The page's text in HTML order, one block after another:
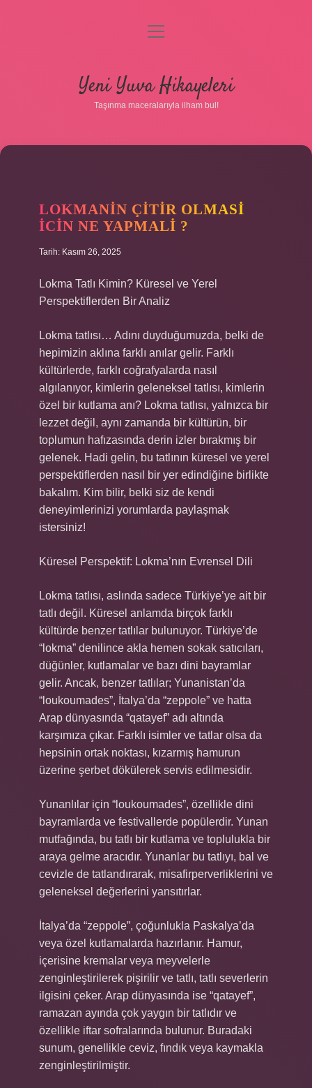
Gizlilik Politikası
Hakkımızda
menüyü
Yeni Yuva Hikayeleri
Taşınma maceralarıyla ilham bul!
LOKMANIN ÇITIR OLMASI
ICIN NE YAPMALI ?
Tarih: Kasım 26, 2025
Lokma Tatlı Kimin? Küresel ve Yerel
Perspektiflerden Bir Analiz
Lokma tatlısı… Adını duyduğumuzda, belki de
hepimizin aklına farklı anılar gelir. Farklı
kültürlerde, farklı coğrafyalarda nasıl
algılanıyor, kimlerin geleneksel tatlısı, kimlerin
özel bir kutlama anı? Lokma tatlısı, yalnızca bir
lezzet değil, aynı zamanda bir kültürün, bir
toplumun hafızasında derin izler bırakmış bir
gelenek. Hadi gelin, bu tatlının küresel ve yerel
perspektiflerden nasıl bir yer edindiğine birlikte
bakalım. Kim bilir, belki siz de kendi
deneyimlerinizi yorumlarda paylaşmak
istersiniz!
Küresel Perspektif: Lokma’nın Evrensel Dili
Lokma tatlısı, aslında sadece Türkiye’ye ait bir
tatlı değil. Küresel anlamda birçok farklı
kültürde benzer tatlılar bulunuyor. Türkiye’de
“lokma” denilince akla hemen sokak satıcıları,
düğünler, kutlamalar ve bazı dini bayramlar
gelir. Ancak, benzer tatlılar; Yunanistan’da
“loukoumades”, İtalya’da “zeppole” ve hatta
Arap dünyasında “qatayef” adı altında
karşımıza çıkar. Farklı isimler ve tatlar olsa da
hepsinin ortak noktası, kızarmış hamurun
üzerine şerbet dökülerek servis edilmesidir.
Yunanlılar için “loukoumades”, özellikle dini
bayramlarda ve festivallerde popülerdir. Yunan
mutfağında, bu tatlı bir kutlama ve toplulukla bir
araya gelme aracıdır. Yunanlar bu tatlıyı, bal ve
cevizle de tatlandırarak, misafirperverliklerini ve
geleneksel değerlerini yansıtırlar.
İtalya’da “zeppole”, çoğunlukla Paskalya’da
veya özel kutlamalarda hazırlanır. Hamur,
içerisine kremalar veya meyvelerle
zenginleştirilerek pişirilir ve tatlı, tatlı severlerin
ilgisini çeker. Arap dünyasında ise “qatayef”,
ramazan ayında çok yaygın bir tatlıdır ve
özellikle iftar sofralarında bulunur. Buradaki
sunum, genellikle ceviz, fındık veya kaymakla
zenginleştirilmiştir.